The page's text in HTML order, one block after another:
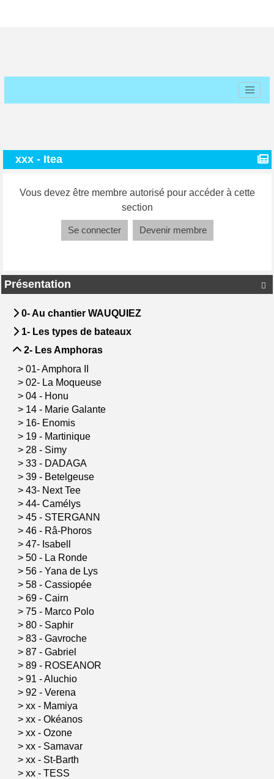

Présentation
0- Au chantier WAUQUIEZ
1- Les types de bateaux
2- Les Amphoras
> 01- Amphora II
> 02- La Moqueuse
> 04 - Honu
> 14 - Marie Galante
> 16- Enomis
> 19 - Martinique
> 28 - Simy
> 33 - DADAGA
> 39 - Betelgeuse
> 43- Next Tee
> 44- Camélys
> 45 - STERGANN
> 46 - Râ-Phoros
> 47- Isabell
> 50 - La Ronde
> 56 - Yana de Lys
> 58 - Cassiopée
> 69 - Cairn
> 75 - Marco Polo
> 80 - Saphir
> 83 - Gavroche
> 87 - Gabriel
> 89 - ROSEANOR
> 91 - Aluchio
> 92 - Verena
> xx - Mamiya
> xx - Okéanos
> xx - Ozone
> xx - Samavar
> xx - St-Barth
> xx - TESS
xxx - Itea
Vous devez être membre autorisé pour accéder à cette
section
Se connecter Devenir membre